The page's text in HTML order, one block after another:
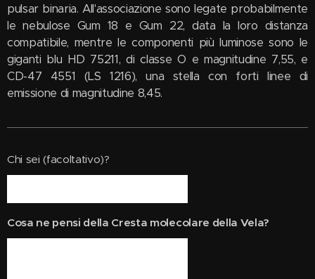
Chi sei (facoltativo)?
Cosa ne pensi della Cresta molecolare della Vela?